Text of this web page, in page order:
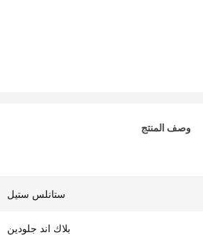
وصف المنتج
ستانلس ستيل
بلاك اند جلودين